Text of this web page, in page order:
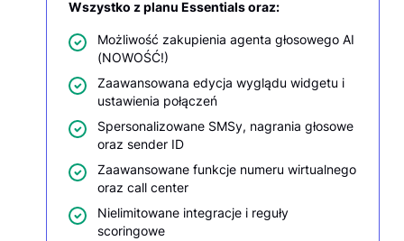
Wszystko z planu Essentials oraz:
Możliwość zakupienia agenta głosowego AI
(NOWOŚĆ!)
Zaawansowana edycja wyglądu widgetu i
ustawienia połączeń
Spersonalizowane SMSy, nagrania głosowe
oraz sender ID
Zaawansowane funkcje numeru wirtualnego
oraz call center
Nielimitowane integracje i reguły
scoringowe